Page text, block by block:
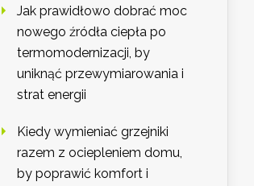
Jak prawidłowo dobrać moc
nowego źródła ciepła po
termomodernizacji, by
uniknąć przewymiarowania i
strat energii
Kiedy wymieniać grzejniki
razem z ociepleniem domu,
by poprawić komfort i